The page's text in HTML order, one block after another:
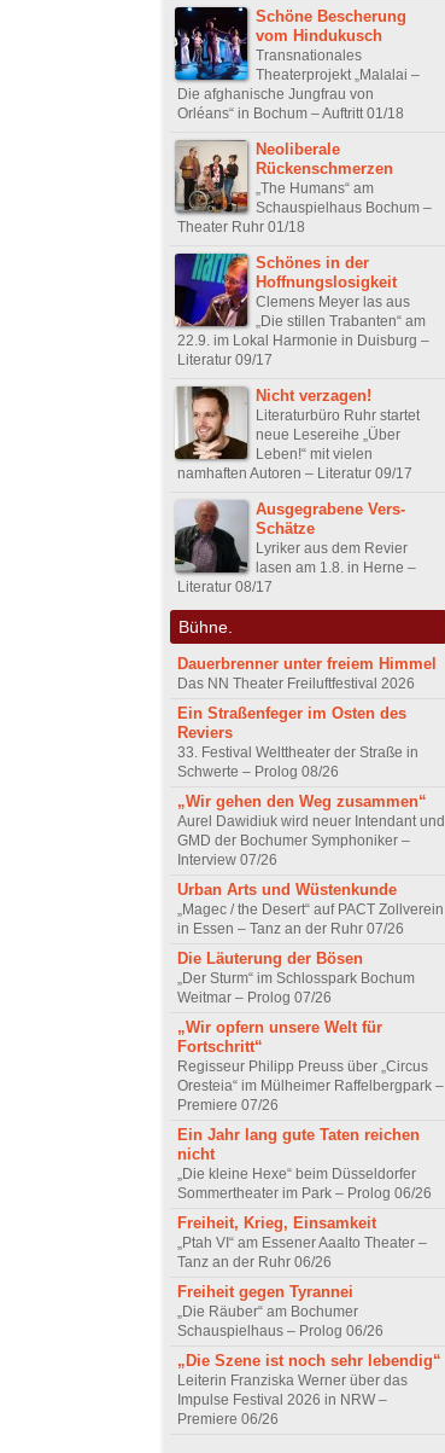
Schöne Bescherung
vom Hindukusch
Transnationales
Theaterprojekt „Malalai –
Die afghanische Jungfrau von
Orléans“ in Bochum – Auftritt 01/18
Neoliberale
Rückenschmerzen
„The Humans“ am
Schauspielhaus Bochum –
Theater Ruhr 01/18
Schönes in der
Hoffnungslosigkeit
Clemens Meyer las aus
„Die stillen Trabanten“ am
22.9. im Lokal Harmonie in Duisburg –
Literatur 09/17
Nicht verzagen!
Literaturbüro Ruhr startet
neue Lesereihe „Über
Leben!“ mit vielen
namhaften Autoren – Literatur 09/17
Ausgegrabene Vers-
Schätze
Lyriker aus dem Revier
lasen am 1.8. in Herne –
Literatur 08/17
Bühne.
Dauerbrenner unter freiem Himmel
Das NN Theater Freiluftfestival 2026
Ein Straßenfeger im Osten des
Reviers
33. Festival Welttheater der Straße in
Schwerte – Prolog 08/26
„Wir gehen den Weg zusammen“
Aurel Dawidiuk wird neuer Intendant und
GMD der Bochumer Symphoniker –
Interview 07/26
Urban Arts und Wüstenkunde
„Magec / the Desert“ auf PACT Zollverein
in Essen – Tanz an der Ruhr 07/26
Die Läuterung der Bösen
„Der Sturm“ im Schlosspark Bochum
Weitmar – Prolog 07/26
„Wir opfern unsere Welt für
Fortschritt“
Regisseur Philipp Preuss über „Circus
Oresteia“ im Mülheimer Raffelbergpark –
Premiere 07/26
Ein Jahr lang gute Taten reichen
nicht
„Die kleine Hexe“ beim Düsseldorfer
Sommertheater im Park – Prolog 06/26
Freiheit, Krieg, Einsamkeit
„Ptah VI“ am Essener Aaalto Theater –
Tanz an der Ruhr 06/26
Freiheit gegen Tyrannei
„Die Räuber“ am Bochumer
Schauspielhaus – Prolog 06/26
„Die Szene ist noch sehr lebendig“
Leiterin Franziska Werner über das
Impulse Festival 2026 in NRW –
Premiere 06/26